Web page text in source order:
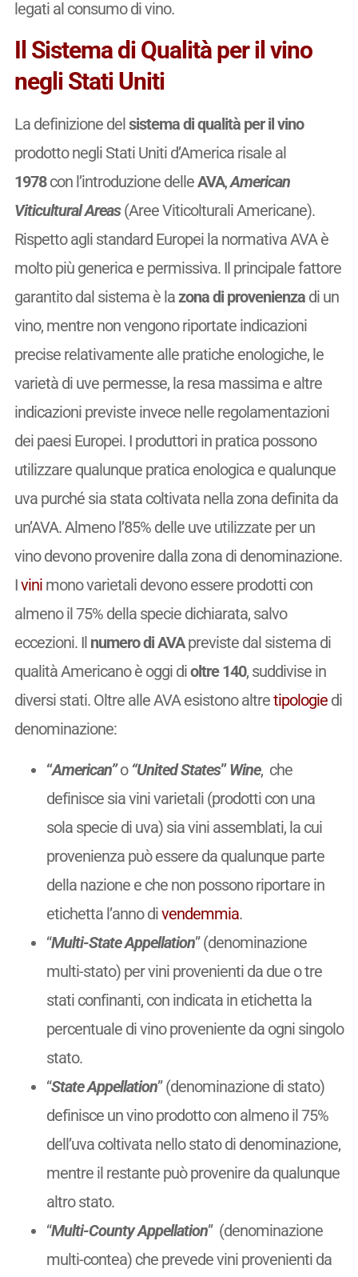
legati al consumo di vino.
Il Sistema di Qualità per il vino
negli Stati Uniti
La definizione delsistema di qualità per il vino
prodotto negli Stati Uniti d’America risale al
1978con l’introduzione delleAVA,American
Viticultural Areas(Aree Viticolturali Americane).
Rispetto agli standard Europei la normativa AVA è
molto più generica e permissiva. Il principale fattore
garantito dal sistema è lazona di provenienzadi un
vino, mentre non vengono riportate indicazioni
precise relativamente alle pratiche enologiche, le
varietà di uve permesse, la resa massima e altre
indicazioni previste invece nelle regolamentazioni
dei paesi Europei. I produttori in pratica possono
utilizzare qualunque pratica enologica e qualunque
uva purché sia stata coltivata nella zona definita da
un’AVA. Almeno l’85% delle uve utilizzate per un
vino devono provenire dalla zona di denominazione.
Ivinimono varietali devono essere prodotti con
almeno il 75% della specie dichiarata, salvo
eccezioni. Il numero di AVApreviste dal sistema di
qualità Americano è oggi dioltre 140, suddivise in
diversi stati. Oltre alle AVA esistono altretipologiedi
denominazione:
“American”o“United States”Wine, che
definisce sia vini varietali (prodotti con una
sola specie di uva) sia vini assemblati, la cui
provenienza può essere da qualunque parte
della nazione e che non possono riportare in
etichetta l’anno divendemmia.
“Multi-State Appellation” (denominazione
multi-stato) per vini provenienti da due o tre
stati confinanti, con indicata in etichetta la
percentuale di vino proveniente da ogni singolo
stato.
“State Appellation” (denominazione di stato)
definisce un vino prodotto con almeno il 75%
dell’uva coltivata nello stato di denominazione,
mentre il restante può provenire da qualunque
altro stato.
“Multi-County Appellation” (denominazione
multi-contea) che prevede vini provenienti da